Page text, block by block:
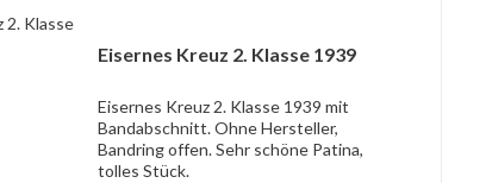
Eisernes Kreuz 2. Klasse 1939
Eisernes Kreuz 2. Klasse 1939 mit
Bandabschnitt. Ohne Hersteller,
Bandring offen. Sehr schöne Patina,
tolles Stück.